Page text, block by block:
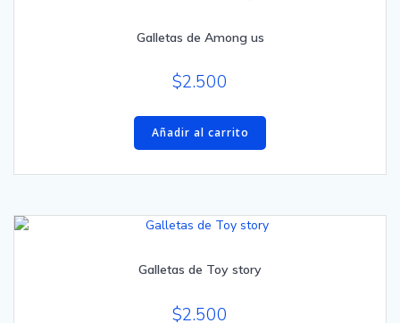
Galletas de Among us
$2.500
Añadir al carrito
Galletas de Toy story
$2.500